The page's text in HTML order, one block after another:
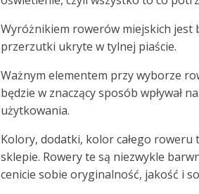
Wyróżnikiem rowerów miejskich jest
przerzutki ukryte w tylnej piaście.
Ważnym elementem przy wyborze
będzie w znaczący sposób wpływał
użytkowania.
Kolory, dodatki, kolor całego
sklepie. Rowery te są niezwykle
cenicie sobie oryginalność, jakość i